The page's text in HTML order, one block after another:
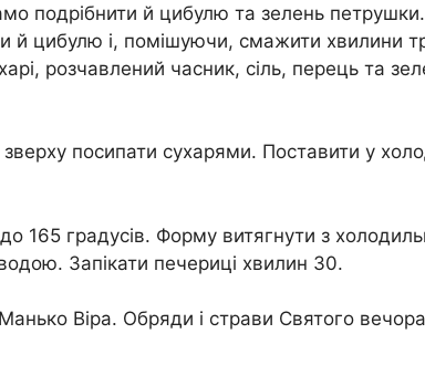
подрібнити й цибулю та зелень
й цибулю і, помішуючи, смажити хвилини
розчавлений часник, сіль, перець та
посипати сухарями. Поставити у
165 градусів. Форму витягнути з
Запікати печериці хвилин 30.
Віра. Обряди і страви Святого